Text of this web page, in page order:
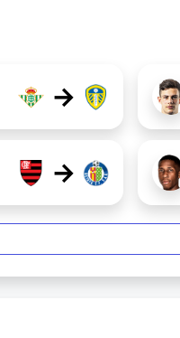
→
→